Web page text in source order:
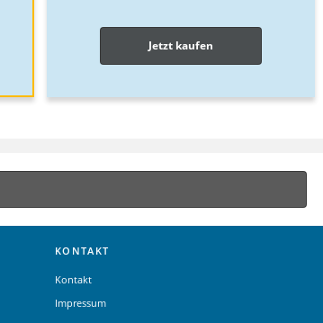
Jetzt kaufen
KONTAKT
Kontakt
Impressum